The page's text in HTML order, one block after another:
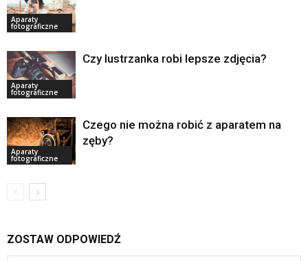
Aparaty
fotograficzne
Aparaty
fotograficzne
Czy lustrzanka robi lepsze zdjęcia?
Aparaty
fotograficzne
Czego nie można robić z aparatem na
zęby?
ZOSTAW ODPOWIEDŹ